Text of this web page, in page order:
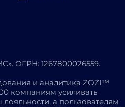
ОГРН: 1267800026559.
и аналитика ZOZI™
компаниям усиливать
а пользователям